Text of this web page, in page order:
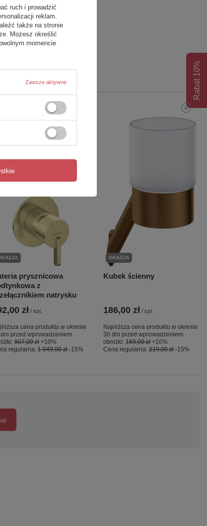
prysznicowa
z
natrysku
zł / szt.
cena produktu w okresie
przed wprowadzeniem
807,00 zł +10%
regularna: 1 049,00 zł -15%
OKAZJA
Kubek ścienny
186,00 zł / szt.
Najniższa cena produktu w okresie
30 dni przed wprowadzeniem
obniżki: 169,00 zł +10%
Cena regularna: 219,00 zł -15%
Rabat 10%
ruch i prowadzić
reklam.
także na stronie
Możesz określić
momencie
Zawsze aktywne